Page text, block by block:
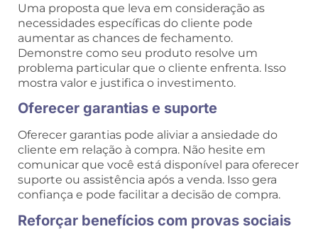
Uma proposta que leva em consideração as
necessidades específicas do cliente pode
aumentar as chances de fechamento.
Demonstre como seu produto resolve um
problema particular que o cliente enfrenta. Isso
mostra valor e justifica o investimento.
Oferecer garantias e suporte
Oferecer garantias pode aliviar a ansiedade do
cliente em relação à compra. Não hesite em
comunicar que você está disponível para oferecer
suporte ou assistência após a venda. Isso gera
confiança e pode facilitar a decisão de compra.
Reforçar benefícios com provas sociais